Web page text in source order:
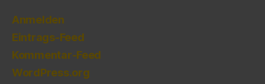
Anmelden
Eintrags-Feed
Kommentar-Feed
WordPress.org